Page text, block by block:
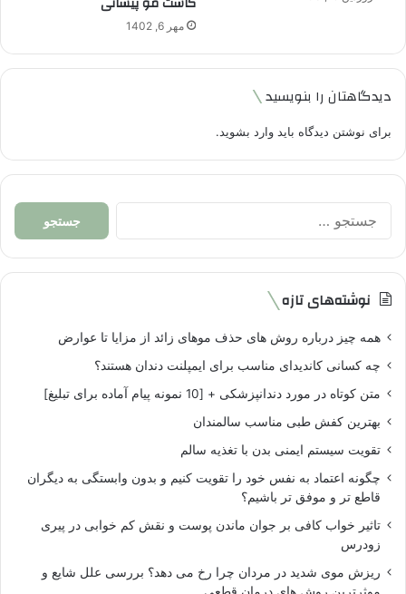
مهر 6, 1402
دیدگاهتان را بنویسید
برای نوشتن دیدگاه باید وارد بشوید.
جستجو
نوشته‌های تازه
همه چیز درباره روش های حذف موهای زائد از مزایا تا عوارض
چه کسانی کاندیدای مناسب برای ایمپلنت دندان هستند؟
متن کوتاه در مورد دندانپزشکی + [10 نمونه پیام آماده برای تبلیغ]
بهترین کفش طبی مناسب سالمندان
تقویت سیستم ایمنی بدن با تغذیه سالم
چگونه اعتماد به نفس خود را تقویت کنیم و بدون وابستگی به دیگران
قاطع تر و موفق تر باشیم؟
تاثیر خواب کافی بر جوان ماندن پوست و نقش کم خوابی در پیری
زودرس
ریزش موی شدید در مردان چرا رخ می دهد؟ بررسی علل شایع و
موثرترین روش های درمان قطعی